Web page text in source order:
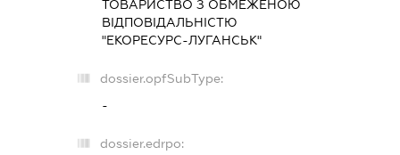
ТОВАРИСТВО З ОБМЕЖЕНОЮ
ВІДПОВІДАЛЬНІСТЮ
"ЕКОРЕСУРС-ЛУГАНСЬК"
dossier.opfSubType:
-
dossier.edrpo: